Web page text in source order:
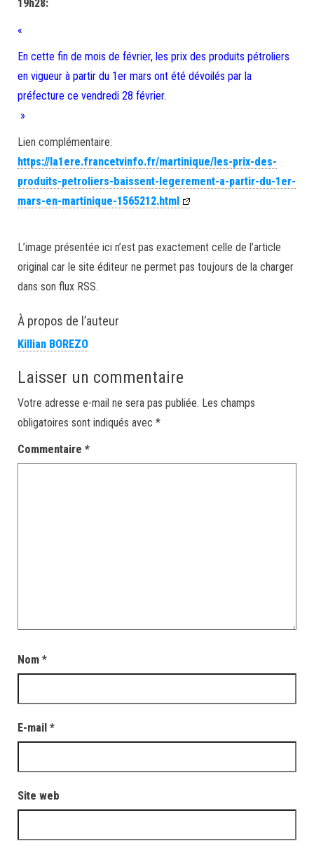
19h28:
«
En cette fin de mois de février, les prix des produits pétroliers
en vigueur à partir du 1er mars ont été dévoilés par la
préfecture ce vendredi 28 février.
»
Lien complémentaire:
https://la1ere.francetvinfo.fr/martinique/les-prix-des-
produits-petroliers-baissent-legerement-a-partir-du-1er-
mars-en-martinique-1565212.html
L’image présentée ici n’est pas exactement celle de l’article
original car le site éditeur ne permet pas toujours de la charger
dans son flux RSS.
À propos de l’auteur
Killian BOREZO
Laisser un commentaire
Votre adresse e-mail ne sera pas publiée. Les champs
obligatoires sont indiqués avec *
Commentaire *
Nom *
E-mail *
Site web